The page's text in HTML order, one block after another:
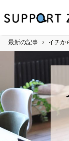
最新の記事 イチか